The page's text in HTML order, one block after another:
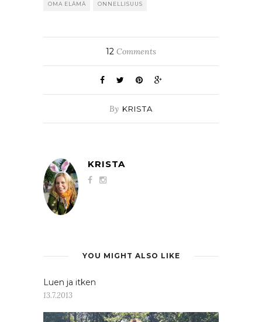
OMA ELÄMÄ ONNELLISUUS
12 Comments
By KRISTA
KRISTA
YOU MIGHT ALSO LIKE
Luen ja itken
13.7.2013